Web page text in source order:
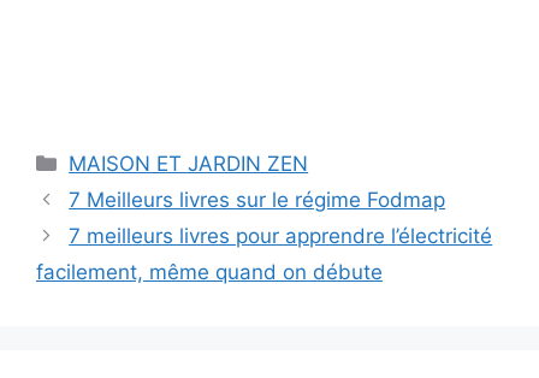
Catégories
MAISON ET JARDIN ZEN
7 Meilleurs livres sur le régime Fodmap
7 meilleurs livres pour apprendre l’électricité
facilement, même quand on débute